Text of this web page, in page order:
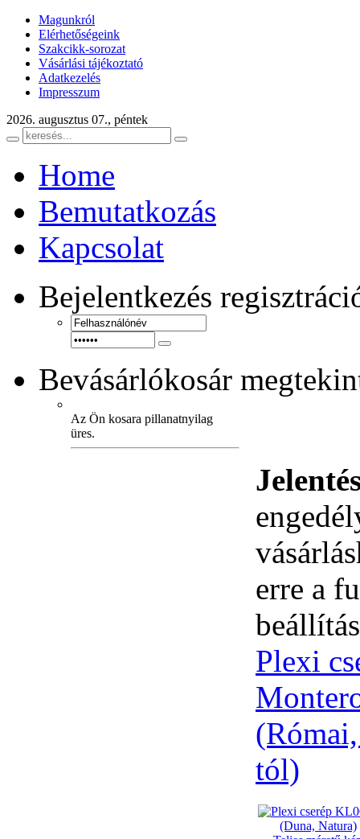
Magunkról
Elérhetőségeink
Szakcikk-sorozat
Vásárlási tájékoztató
Adatkezelés
Impresszum
2026. augusztus 07., péntek
Home
Bemutatkozás
Kapcsolat
Bejelentkezés
Bevásárlókosár
Az Ön kosara pillanatnyilag
üres.
erre a
Plexi
tól)